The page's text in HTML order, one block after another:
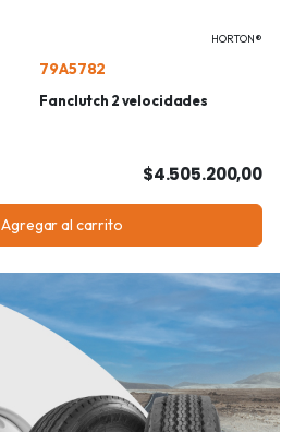
HORTON®
79A5782
Fanclutch 2 velocidades
$4.505.200,00
Agregar al carrito